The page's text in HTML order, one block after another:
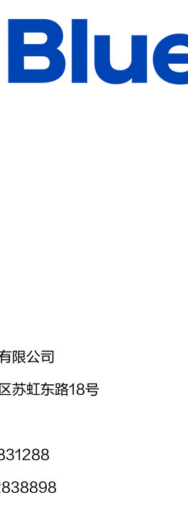
限公司
苏虹东路18号